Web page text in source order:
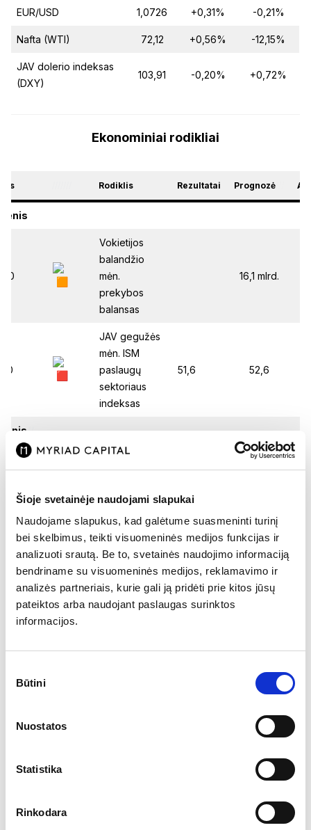
Šioje svetainėje naudojami slapukai
Naudojame slapukus, kad galėtume suasmeninti turinį
bei skelbimus, teikti visuomeninės medijos funkcijas ir
analizuoti srautą. Be to, svetainės naudojimo informaciją
bendriname su visuomeninės medijos, reklamavimo ir
analizės partneriais, kurie gali ją pridėti prie kitos jūsų
pateiktos arba naudojant paslaugas surinktos
informacijos.
pasirinkimas
Būtini
Nuostatos
Statistika
Rinkodara
EUR/USD 1,0726 +0,31% -0,21%
Nafta (WTI) 72,12 +0,56% -12,15%
JAV dolerio indeksas
(DXY)
103,91 -0,20% +0,72%
Ekonominiai rodikliai
Rodiklis Rezultatai Prognozė
Vokietijos
balandžio
mėn.
prekybos
balansas
16,1 mlrd.
JAV gegužės
mėn. ISM
paslaugų
sektoriaus
indeksas
51,6 52,6
//
Australijos
sprendimas
dėl palūkanų
Euro zonos
balandžio
mėn.
mažmenininkų
0,0% 0,2%
4,50%